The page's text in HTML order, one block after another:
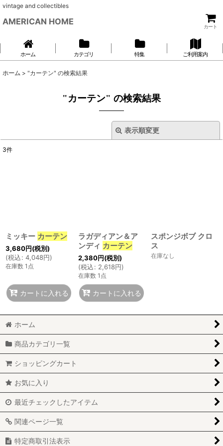
vintage and collectibles
AMERICAN HOME
カート
ホーム カテゴリ 特集 ご利用案内
ホーム > "カーテン" の検索結果
"カーテン" の検索結果
表示順変更
カテゴリ :
特集 :
絞り込む
3件
ミッキー カーテン
3,680円(税別)
(税込: 4,048円)
在庫数 1点
カートに入れる
ラガディアン＆ア
ンディ カーテン
2,380円(税別)
(税込: 2,618円)
在庫数 1点
カートに入れる
スポンジボブ クロ
ス
在庫なし
ホーム
商品カテゴリ一覧
ショッピングカート
お気に入り
最近チェックしたアイテム
関連ページ一覧
特定商取引法表示